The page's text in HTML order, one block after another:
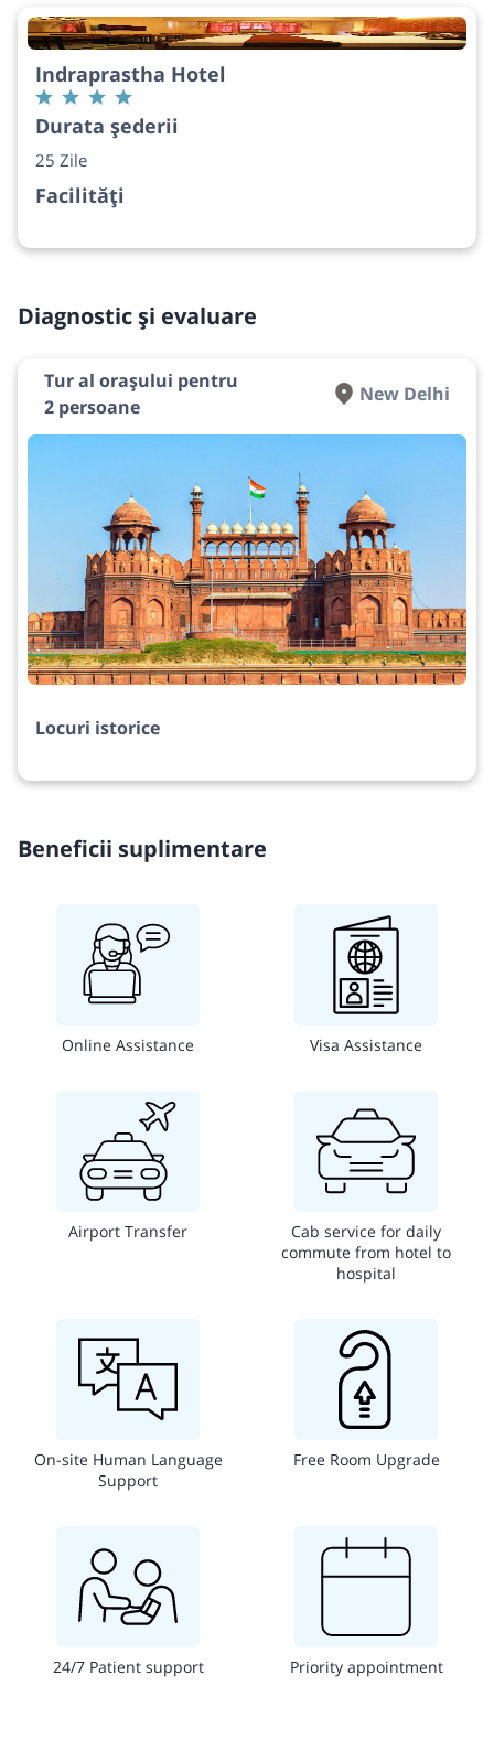
Indraprastha Hotel
Durata șederii
25 Zile
Facilități
Diagnostic și evaluare
Tur al orașului pentru
2 persoane
New Delhi
Locuri istorice
Beneficii suplimentare
Online Assistance Visa Assistance
Airport Transfer
Cab service for daily
commute from hotel to
hospital
On-site Human Language
Support
Free Room Upgrade
24/7 Patient support Priority appointment